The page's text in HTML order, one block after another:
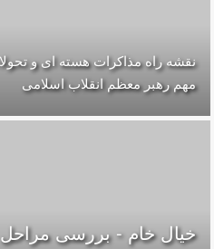
نقشه راه مذاکرات هسته ای و
مهم رهبر معظم انقلاب اسلامی
خیال خام - بررسی